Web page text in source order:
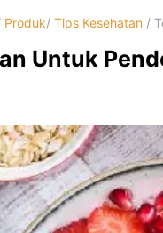
Produk/ Tips Kesehatan /
Untuk